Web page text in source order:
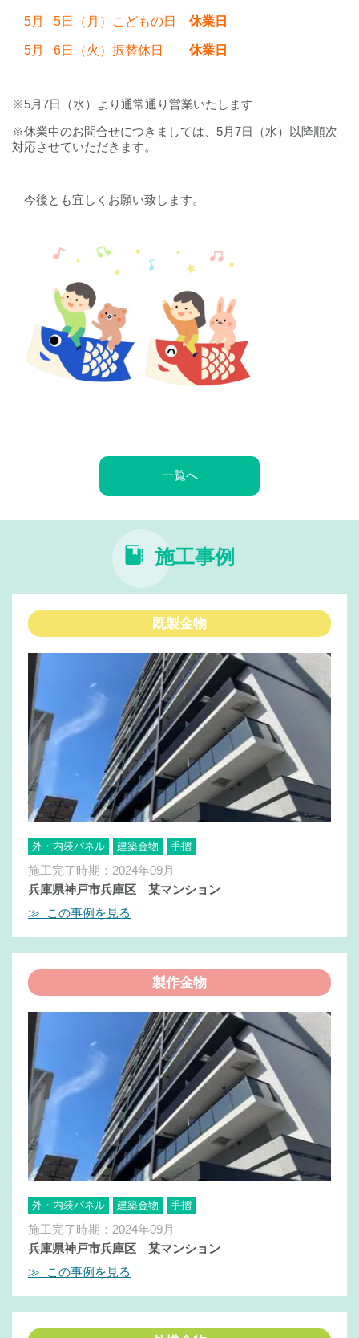
5月 5日（月）こどもの日 休業日
5月 6日（火）振替休日 休業日
※5月7日（水）より通常通り営業いたします
※休業中のお問合せにつきましては、5月7日（水）以降順次
対応させていただきます。
今後とも宜しくお願い致します。
一覧へ
施工事例
既製金物
外・内装パネル 建築金物 手摺
施工完了時期：2024年09月
兵庫県神戸市兵庫区 某マンション
≫ この事例を見る
製作金物
外・内装パネル 建築金物 手摺
施工完了時期：2024年09月
兵庫県神戸市兵庫区 某マンション
≫ この事例を見る